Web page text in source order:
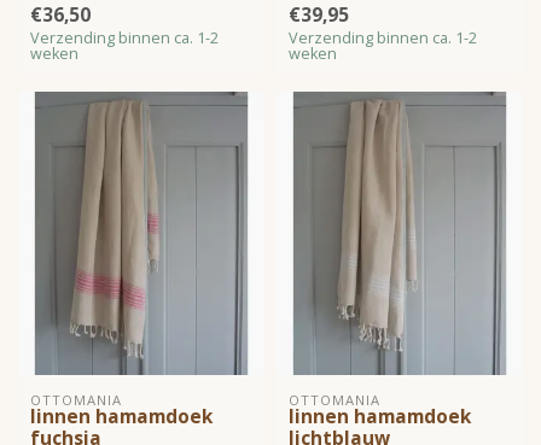
€36,50
Verzending binnen ca. 1-2
weken
€39,95
Verzending binnen ca. 1-2
weken
OTTOMANIA
linnen hamamdoek
fuchsia
OTTOMANIA
linnen hamamdoek
lichtblauw